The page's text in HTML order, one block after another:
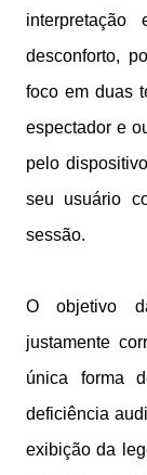
desconforto,
foco em duas
espectador e
pelo
seu usuário
sessão.
O objetivo
justamente
única forma
deficiência
exibição da